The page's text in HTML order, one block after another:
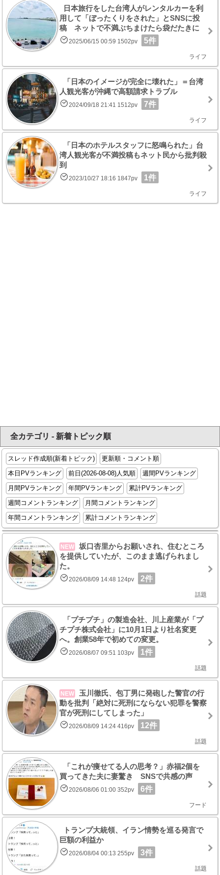
日本旅行をした台湾人がレンタルカーを利
用して「ぼったくりをされた」とSNSに投
稿 ネットで不満ぶちまけたら袋だたきに
2025/06/15 00:59 1502pv 5件
ライフ
「日本のイメージが完全に壊れた」＝台湾
人観光客が沖縄で高額請求トラブル
2024/09/18 21:41 1512pv 7件
ライフ
「日本のホテルスタッフに怒鳴られた」台
湾人観光客が不満投稿もネット民から批判殺
到
2023/10/27 18:16 1847pv 1件
ライフ
全カテゴリ - 新着トピック順
スレッド作成順(新着トピック)
更新順・コメント順
本日PVランキング
前日(2026-08-08)人気順
週間PVランキング
月間PVランキング
年間PVランキング
累計PVランキング
週間コメントランキング
月間コメントランキング
年間コメントランキング
累計コメントランキング
NEW
坂口杏里からお願いされ、住むところ
を提供していたが、このまま逃げられまし
た。
2026/08/09 14:48 124pv 2件
話題
「プチプチ」の製造会社、川上産業が「プ
チプチ株式会社」に10月1日より社名変更
へ。創業58年で初めての変更。
2026/08/07 09:51 103pv 1件
話題
NEW
玉川徹氏、包丁男に発砲した警官の行
動を批判「絶対に死刑にならない犯罪を警察
官が死刑にしてしまった」
2026/08/09 14:24 416pv 12件
話題
「これが痩せてる人の思考？」赤福2個を
買ってきた夫に妻驚き SNSで共感の声
2026/08/06 01:00 352pv 6件
フード
トランプ大統領、イラン情勢を巡る発言で
巨額の利益か
2026/08/04 00:13 255pv 3件
話題